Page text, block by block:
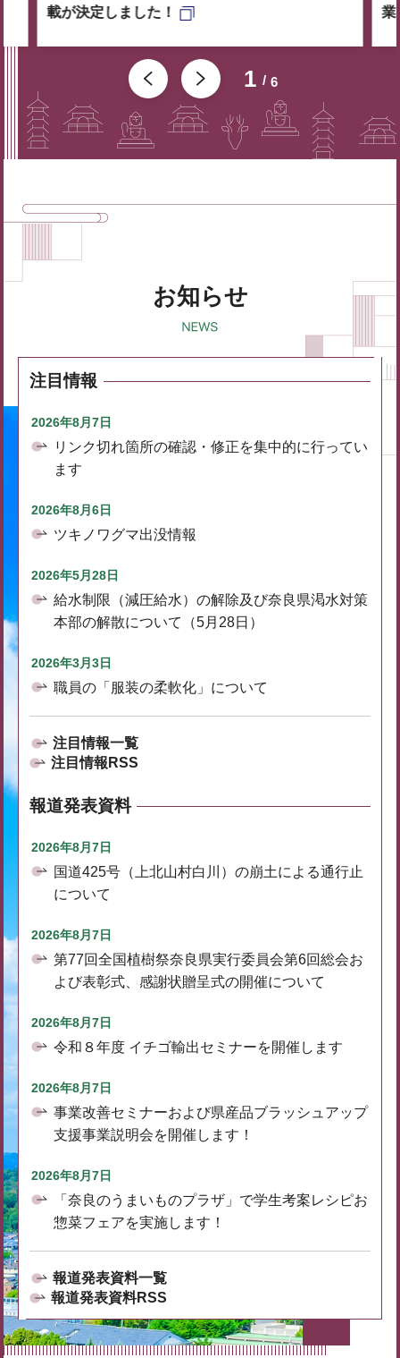
1 6
載が決定しました！
業
お知らせ
注目情報
2026年8月7日
リンク切れ箇所の確認・修正を集中的に行ってい
ます
2026年8月6日
ツキノワグマ出没情報
2026年5月28日
給水制限（減圧給水）の解除及び奈良県渇水対策
本部の解散について（5月28日）
2026年3月3日
職員の「服装の柔軟化」について
注目情報一覧
注目情報RSS
報道発表資料
2026年8月7日
国道425号（上北山村白川）の崩土による通行止
について
2026年8月7日
第77回全国植樹祭奈良県実行委員会第6回総会お
よび表彰式、感謝状贈呈式の開催について
2026年8月7日
令和８年度 イチゴ輸出セミナーを開催します
2026年8月7日
事業改善セミナーおよび県産品ブラッシュアップ
支援事業説明会を開催します！
2026年8月7日
「奈良のうまいものプラザ」で学生考案レシピお
惣菜フェアを実施します！
報道発表資料一覧
報道発表資料RSS